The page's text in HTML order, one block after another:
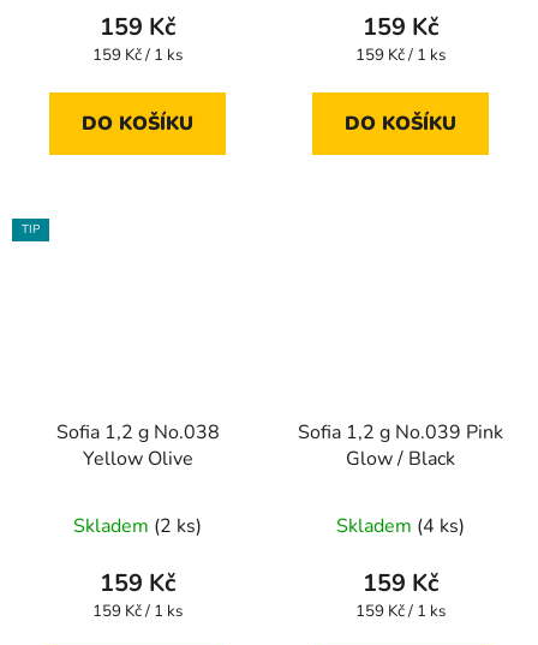
159 Kč
Měrná
159 Kč / 1 ks
DO KOŠÍKU
159 Kč
Měrná
159 Kč / 1 ks
DO KOŠÍKU
TIP
Sofia 1,2 g No.038
Yellow Olive
Skladem (2 ks)
159 Kč
Měrná
159 Kč / 1 ks
Sofia 1,2 g No.039 Pink
Glow / Black
Skladem (4 ks)
159 Kč
Měrná
159 Kč / 1 ks